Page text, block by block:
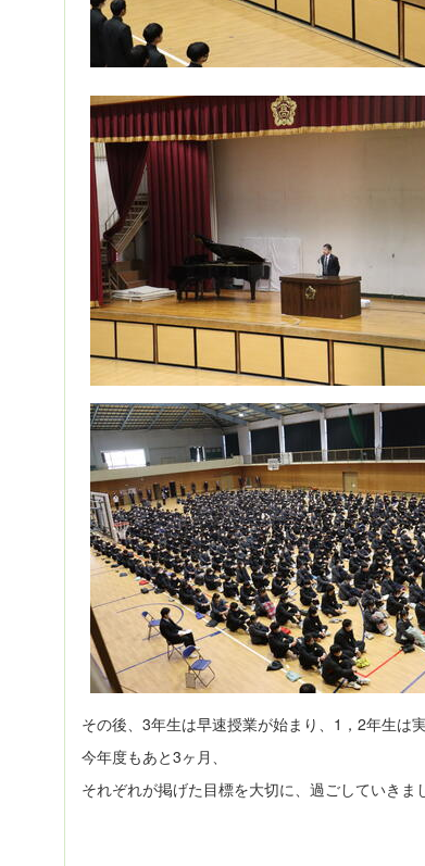
その後、3年生は早速授業が始まり、1，2年生は
今年度もあと3ヶ月、
それぞれが掲げた目標を大切に、過ごしていきま